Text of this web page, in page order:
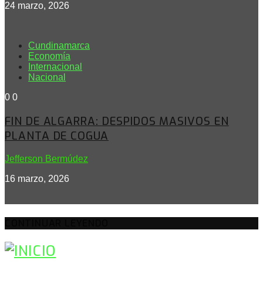
24 marzo, 2026
Cundinamarca
Economía
Internacional
Nacional
0 0
FIN DE ALGARRA: DESPIDOS MASIVOS EN
PLANTA DE COGUA
Jefferson Bermúdez
16 marzo, 2026